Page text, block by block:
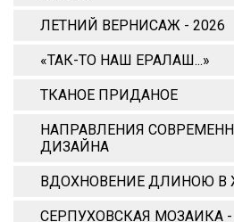
ЛЕТНИЙ ВЕРНИСАЖ - 2026
«ТАК-ТО НАШ ЕРАЛАШ...»
ТКАНОЕ ПРИДАНОЕ
НАПРАВЛЕНИЯ
ДИЗАЙНА
ВДОХНОВЕНИЕ ДЛИНОЮ В
СЕРПУХОВСКАЯ МОЗАИКА -